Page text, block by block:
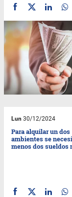
Lun 30/12/2024
Para alquilar un dos
ambientes se
menos dos sueldos